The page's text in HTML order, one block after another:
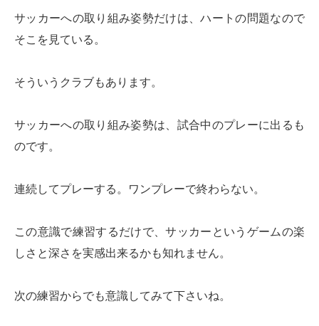
サッカーへの取り組み姿勢だけは、ハートの問題なので
そこを見ている。
そういうクラブもあります。
サッカーへの取り組み姿勢は、試合中のプレーに出るも
のです。
連続してプレーする。ワンプレーで終わらない。
この意識で練習するだけで、サッカーというゲームの楽
しさと深さを実感出来るかも知れません。
次の練習からでも意識してみて下さいね。